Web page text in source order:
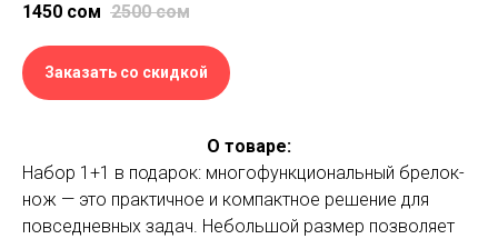
1450 сом 2500 сом
Заказать со скидкой
О товаре:
Набор 1+1 в подарок: многофункциональный брелок-
нож — это практичное и компактное решение для
повседневных задач. Небольшой размер позволяет